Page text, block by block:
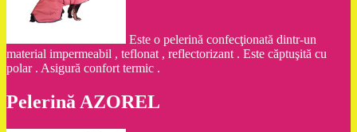
Este o pelerină confecţionată dintr-un
material impermeabil , teflonat , reflectorizant . Este căptuşită cu
polar . Asigură confort termic .
Pelerină AZOREL